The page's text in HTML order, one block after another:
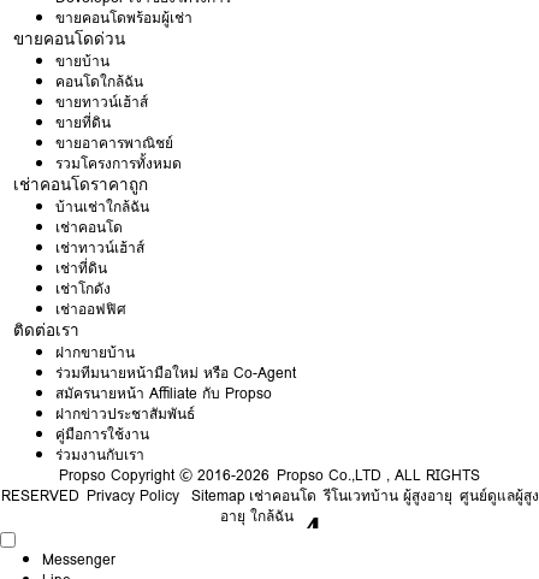
ขายคอนโดพร้อมผู้เช่า
ขายคอนโดด่วน
ขายบ้าน
คอนโดใกล้ฉัน
ขายทาวน์เฮ้าส์
ขายที่ดิน
ขายอาคารพาณิชย์
รวมโครงการทั้งหมด
เช่าคอนโดราคาถูก
บ้านเช่าใกล้ฉัน
เช่าคอนโด
เช่าทาวน์เฮ้าส์
เช่าที่ดิน
เช่าโกดัง
เช่าออฟฟิศ
ติดต่อเรา
ฝากขายบ้าน
ร่วมทีมนายหน้ามือใหม่ หรือ Co-Agent
สมัครนายหน้า Affiliate กับ Propso
ฝากข่าวประชาสัมพันธ์
คู่มือการใช้งาน
ร่วมงานกับเรา
Propso Copyright © 2016-2026 Propso Co.,LTD , ALL RIGHTS
RESERVED Privacy Policy Sitemap เช่าคอนโด รีโนเวทบ้าน ผู้สูงอายุ ศูนย์ดูแลผู้สูง
อายุ ใกล้ฉัน
Messenger